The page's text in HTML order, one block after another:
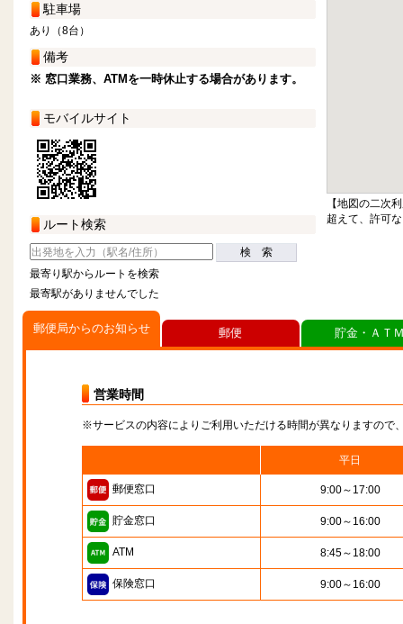
駐車場
あり（8台）
備考
※ 窓口業務、ATMを一時休止する場合があります。
モバイルサイト
ルート検索
検 索
最寄り駅からルートを検索
最寄駅がありませんでした
【地図の二次
超えて、許可
郵便局からのお知らせ
営業時間
※サービスの内容によりご利用いただける時間が異なりますので
平日
郵便窓口 9:00～17:00
貯金窓口 9:00～16:00
ATM 8:45～18:00
保険窓口 9:00～16:00
郵便 貯金・ＡＴ